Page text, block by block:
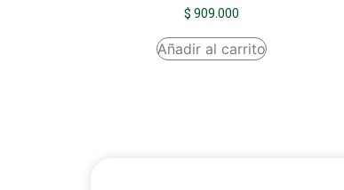
$ 909.000
Añadir al carrito